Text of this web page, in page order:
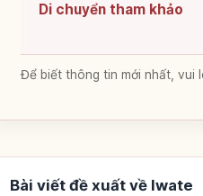
Di chuyển tham khảo
Để biết thông tin mới nhất, vui
Bài viết đề xuất về Iwate